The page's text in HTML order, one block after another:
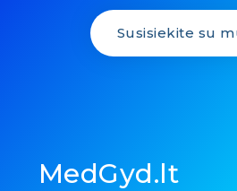
Susisiekite su
MedGyd.lt